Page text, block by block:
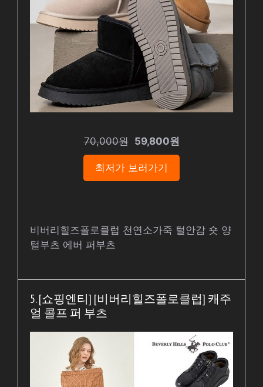
70,000원 59,800원
최저가 보러가기
비버리힐즈폴로클럽 천연소가죽 털안감 숏 양
털부츠 에버 퍼부츠
5. [쇼핑엔티] [비버리힐즈폴로클럽] 캐주
얼 콜프 퍼 부츠